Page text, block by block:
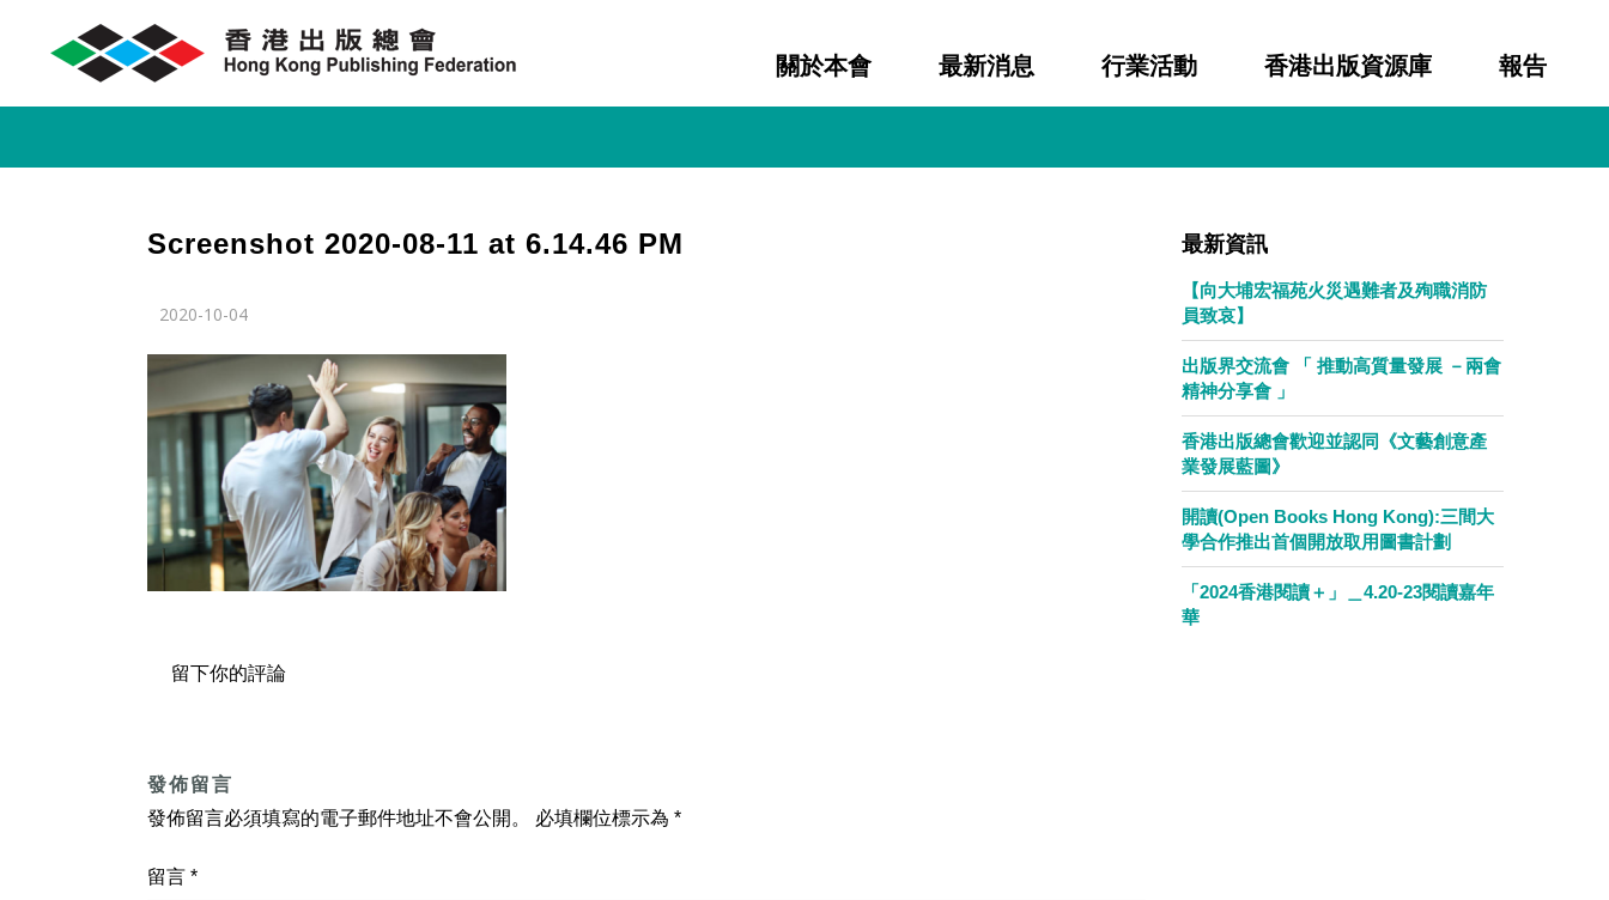
關於本會 最新消息 行業活動 香港出版資源庫 報告
Screenshot 2020-08-11 at 6.14.46 PM
2020-10-04
留下你的評論
發佈留言
發佈留言必須填寫的電子郵件地址不會公開。
必填欄位標示為 *
留言 *
最新資訊
【向大埔宏福苑火災遇難者及殉職消防
員致哀】
出版界交流會 「 推動高質量發展 －兩會
精神分享會 」
香港出版總會歡迎並認同《文藝創意產
業發展藍圖》
開讀(Open Books Hong Kong):三間大
學合作推出首個開放取用圖書計劃
「2024香港閱讀＋」＿4.20-23閱讀嘉年
華